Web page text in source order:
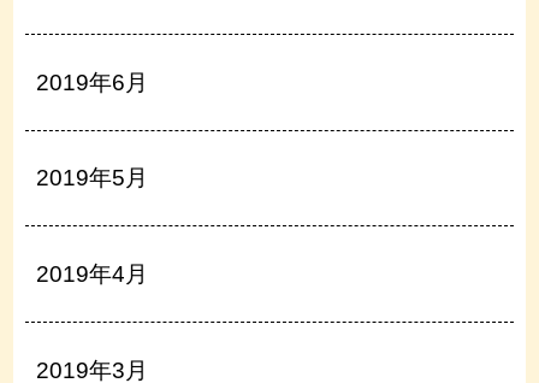
2019年6月
2019年5月
2019年4月
2019年3月